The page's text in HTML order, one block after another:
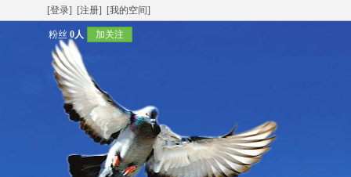
[登录] [注册] [我的空间]
粉丝 0人 加关注